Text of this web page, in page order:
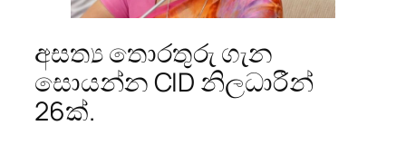
අසත්‍ය තොරතුරු ගැන
සොයන්න CID නිලධාරීන්
26ක්.